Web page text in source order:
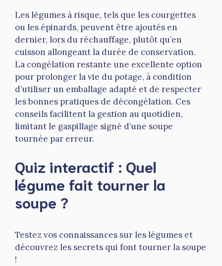
Les légumes à risque, tels que les courgettes
ou les épinards, peuvent être ajoutés en
dernier, lors du réchauffage, plutôt qu’en
cuisson allongeant la durée de conservation.
La congélation restante une excellente option
pour prolonger la vie du potage, à condition
d’utiliser un emballage adapté et de respecter
les bonnes pratiques de décongélation. Ces
conseils facilitent la gestion au quotidien,
limitant le gaspillage signé d’une soupe
tournée par erreur.
Quiz interactif : Quel
légume fait tourner la
soupe ?
Testez vos connaissances sur les légumes et
découvrez les secrets qui font tourner la soupe
!